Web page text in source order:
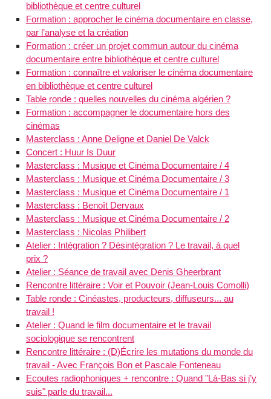
bibliothèque et centre culturel
Formation : approcher le cinéma documentaire en classe,
par l’analyse et la création
Formation : créer un projet commun autour du cinéma
documentaire entre bibliothèque et centre culturel
Formation : connaître et valoriser le cinéma documentaire
en bibliothèque et centre culturel
Table ronde : quelles nouvelles du cinéma algérien ?
Formation : accompagner le documentaire hors des
cinémas
Masterclass : Anne Deligne et Daniel De Valck
Concert : Huur Is Duur
Masterclass : Musique et Cinéma Documentaire / 4
Masterclass : Musique et Cinéma Documentaire / 3
Masterclass : Musique et Cinéma Documentaire / 1
Masterclass : Benoît Dervaux
Masterclass : Musique et Cinéma Documentaire / 2
Masterclass : Nicolas Philibert
Atelier : Intégration ? Désintégration ? Le travail, à quel
prix ?
Atelier : Séance de travail avec Denis Gheerbrant
Rencontre littéraire : Voir et Pouvoir (Jean-Louis Comolli)
Table ronde : Cinéastes, producteurs, diffuseurs... au
travail !
Atelier : Quand le film documentaire et le travail
sociologique se rencontrent
Rencontre littéraire : (D)Écrire les mutations du monde du
travail - Avec François Bon et Pascale Fonteneau
Ecoutes radiophoniques + rencontre : Quand "Là-Bas si j’y
suis" parle du travail...